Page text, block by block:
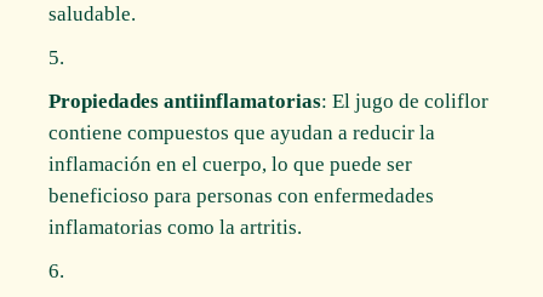
saludable.
Propiedades antiinflamatorias: El jugo de coliflor
contiene compuestos que ayudan a reducir la
inflamación en el cuerpo, lo que puede ser
beneficioso para personas con enfermedades
inflamatorias como la artritis.